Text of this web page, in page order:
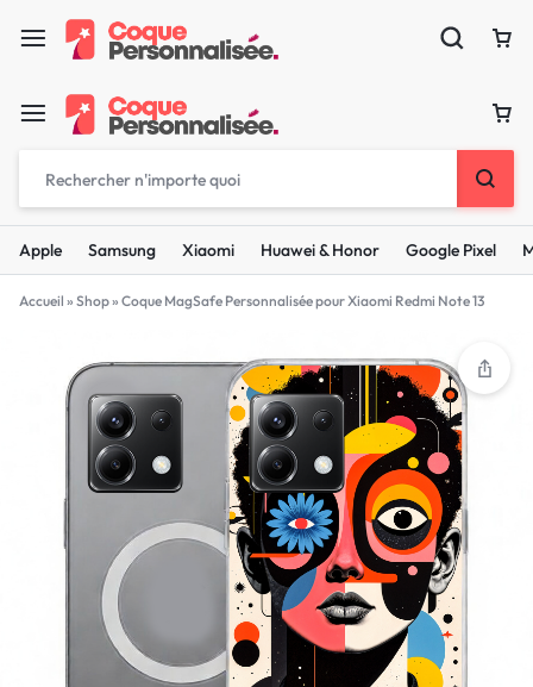
Apple Samsung Xiaomi Huawei & Honor Google Pixel
Accueil » Shop» Coque MagSafe Personnalisée pour Xiaomi Redmi Note 13